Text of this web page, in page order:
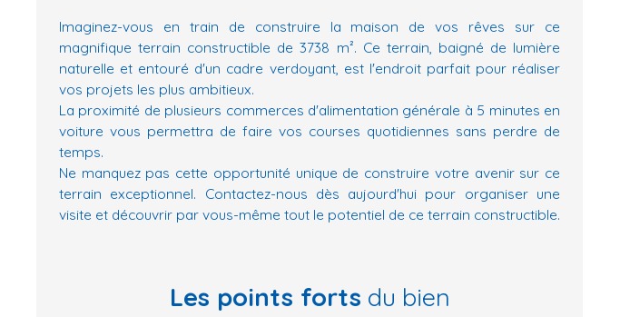
Imaginez-vous en train de construire la maison de vos rêves sur ce
magnifique terrain constructible de 3738 m². Ce terrain, baigné de lumière
naturelle et entouré d'un cadre verdoyant, est l'endroit parfait pour réaliser
vos projets les plus ambitieux.
La proximité de plusieurs commerces d'alimentation générale à 5 minutes en
voiture vous permettra de faire vos courses quotidiennes sans perdre de
temps.
Ne manquez pas cette opportunité unique de construire votre avenir sur ce
terrain exceptionnel. Contactez-nous dès aujourd'hui pour organiser une
visite et découvrir par vous-même tout le potentiel de ce terrain constructible.
Les points forts du bien